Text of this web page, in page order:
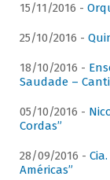
15/11/2016 -
25/10/2016 -
18/10/2016 -
Saudade –
05/10/2016 -
Cordas”
28/09/2016 -
Américas”